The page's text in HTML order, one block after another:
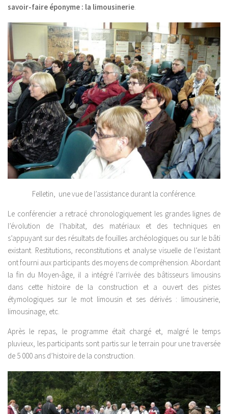
savoir-faire éponyme : la limousinerie.
Felletin, une vue de l’assistance durant la conférence.
Le conférencier a retracé chronologiquement les grandes lignes de
l’évolution de l’habitat, des matériaux et des techniques en
s’appuyant sur des résultats de fouilles archéologiques ou sur le bâti
existant. Restitutions, reconstitutions et analyse visuelle de l’existant
ont fourni aux participants des moyens de compréhension. Abordant
la fin du Moyen-âge, il a intégré l’arrivée des bâtisseurs limousins
dans cette histoire de la construction et a ouvert des pistes
étymologiques sur le mot limousin et ses dérivés : limousinerie,
limousinage, etc.
Après le repas, le programme était chargé et, malgré le temps
pluvieux, les participants sont partis sur le terrain pour une traversée
de 5 000 ans d’histoire de la construction.